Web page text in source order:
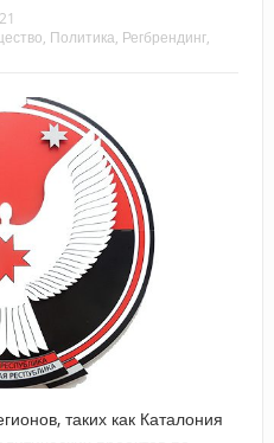
, Политика, Регбрендинг,
таких как Каталония